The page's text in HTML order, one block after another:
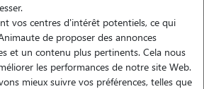
Provence Alpes Côte d'Azur
Graveson
de petsitters disponibles
vos centres d'intérêt potentiels, ce qui
de proposer des annonces
et un contenu plus pertinents. Cela nous
les performances de notre site Web.
mieux suivre vos préférences, telles que